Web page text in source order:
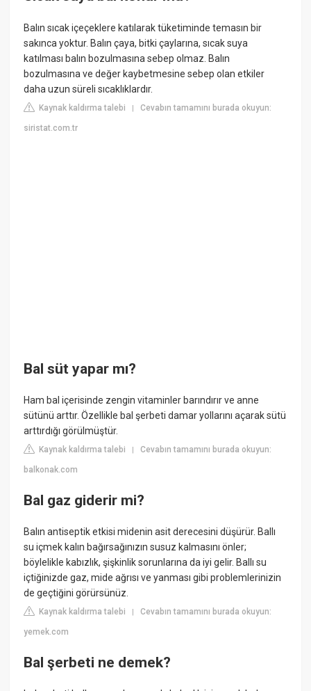
Balın sıcak içeçeklere katılarak tüketiminde temasın bir
sakınca yoktur. Balın çaya, bitki çaylarına, sıcak suya
katılması balın bozulmasına sebep olmaz. Balın
bozulmasına ve değer kaybetmesine sebep olan etkiler
daha uzun süreli sıcaklıklardır.
Kaynak kaldırma talebi |Cevabın tamamını burada okuyun:
siristat.com.tr
Bal süt yapar mı?
Ham bal içerisinde zengin vitaminler barındırır ve anne
sütünü arttır. Özellikle bal şerbeti damar yollarını açarak sütü
arttırdığı görülmüştür.
Kaynak kaldırma talebi |Cevabın tamamını burada okuyun:
balkonak.com
Bal gaz giderir mi?
Balın antiseptik etkisi midenin asit derecesini düşürür. Ballı
su içmek kalın bağırsağınızın susuz kalmasını önler;
böylelikle kabızlık, şişkinlik sorunlarına da iyi gelir. Ballı su
içtiğinizde gaz, mide ağrısı ve yanması gibi problemlerinizin
de geçtiğini görürsünüz.
Kaynak kaldırma talebi |Cevabın tamamını burada okuyun:
yemek.com
Bal şerbeti ne demek?